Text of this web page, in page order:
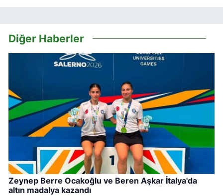
Diğer Haberler
Zeynep Berre Ocakoğlu ve Beren Aşkar İtalya'da
altın madalya kazandı